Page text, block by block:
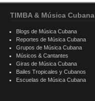
TIMBA & Música Cubana
Blogs de Música Cubana
Reportes de Música Cubana
Grupos de Música Cubana
Músicos & Cantantes
Giras de Música Cubana
Bailes Tropicales y Cubanos
Escuelas de Música Cubana